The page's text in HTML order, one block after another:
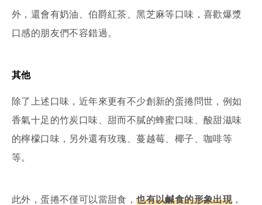
外，還會有奶油、伯爵紅茶、黑芝麻等口味，喜歡爆漿
口感的朋友們不容錯過。
其他
除了上述口味，近年來更有不少創新的蛋捲問世，例如
香氣十足的竹炭口味、甜而不膩的蜂蜜口味、酸甜滋味
的檸檬口味，另外還有玫瑰、蔓越莓、椰子、咖啡等
等。
此外，蛋捲不僅可以當甜食，也有以鹹食的形象出現，